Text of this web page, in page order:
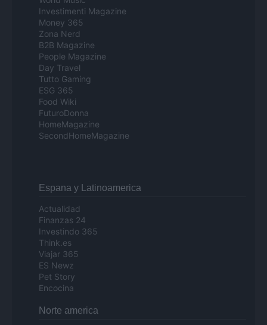
Investimenti Magazine
Money 365
Zona Nerd
B2B Magazine
People Magazine
Day Travel
Tutto Gaming
ESG 365
Food Wiki
FuturoDonna
HomeMagazine
SecondHomeMagazine
Espana y Latinoamerica
Actualidad
Finanzas 24
Investindo 365
Think.es
Viajar 365
ES Newz
Pet Story
Encocina
Norte america